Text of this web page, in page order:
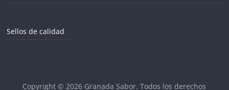
Sellos de calidad
Copyright © 2026 Granada Sabor. Todos los derechos